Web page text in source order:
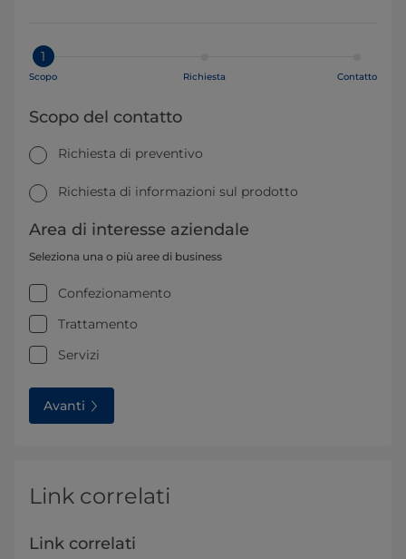
1
Scopo Richiesta Contatto
Scopo del contatto
Richiesta di preventivo
Richiesta di informazioni sul prodotto
Area di interesse aziendale
Seleziona una o più aree di business
Confezionamento
Trattamento
Servizi
Avanti
Link correlati
Link correlati